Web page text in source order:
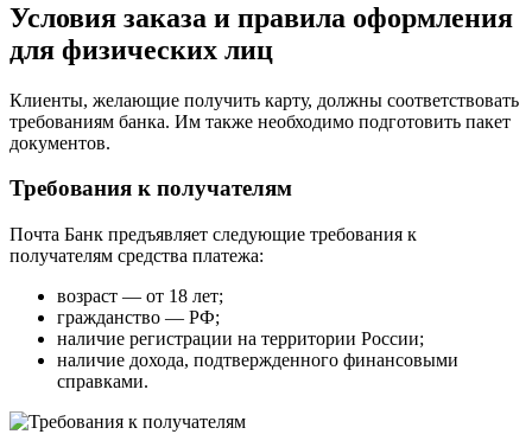
Условия заказа и правила оформления
для физических лиц
Клиенты, желающие получить карту, должны соответствовать
требованиям банка. Им также необходимо подготовить пакет
документов.
Требования к получателям
Почта Банк предъявляет следующие требования к
получателям средства платежа:
возраст — от 18 лет;
гражданство — РФ;
наличие регистрации на территории России;
наличие дохода, подтвержденного финансовыми
справками.